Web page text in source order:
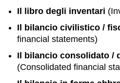
Il libro degli inventari
Il bilancio civilistico /
financial statements)
Il bilancio consolidato /
(Consolidated financial